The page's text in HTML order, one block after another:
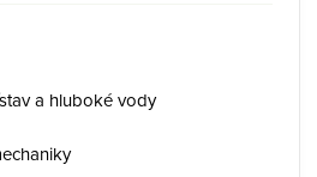
a hluboké vody